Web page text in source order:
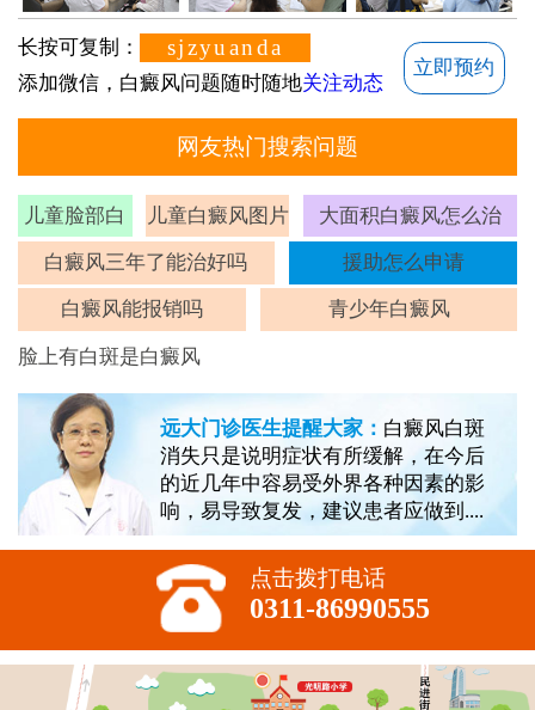
长按可复制： sjzyuanda
添加微信，白癜风问题随时随地关注动态
立即预约
网友热门搜索问题
儿童脸部白
斑
儿童白癜风图片 大面积白癜风怎么治
白癜风三年了能治好吗 援助怎么申请
白癜风能报销吗 青少年白癜风
脸上有白斑是白癜风
远大门诊医生提醒大家： 白癜风白斑
消失只是说明症状有所缓解，在今后
的近几年中容易受外界各种因素的影
响，易导致复发，建议患者应做到....
点击拨打电话
0311-86990555